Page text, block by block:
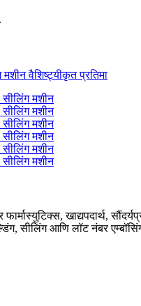
खाद्यपदार्थ,
सीलिंग आणि लॉट नंबर